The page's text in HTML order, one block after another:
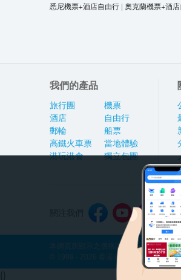
悉尼機票+酒店自由行 | 奧克蘭機票+酒
我們的產品
旅行團
酒店
郵輪
高鐵火車票
港玩港食
機票
自由行
船票
當地體驗
獨立包團
本網頁所顯示之價格因應產品種類及出
© 1999 - 2026 香港永安旅遊有限公司